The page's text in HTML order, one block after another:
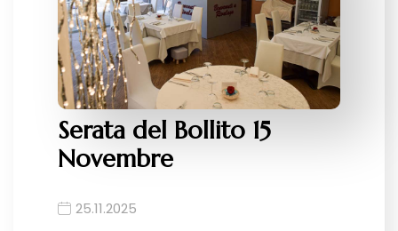
Serata del Bollito 15
Novembre
25.11.2025